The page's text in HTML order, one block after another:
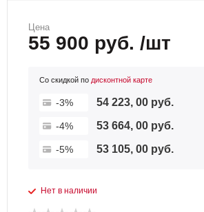
Цена
55 900 руб. /шт
Со скидкой по дисконтной карте
-3% 54 223, 00 руб.
-4% 53 664, 00 руб.
-5% 53 105, 00 руб.
Нет в наличии